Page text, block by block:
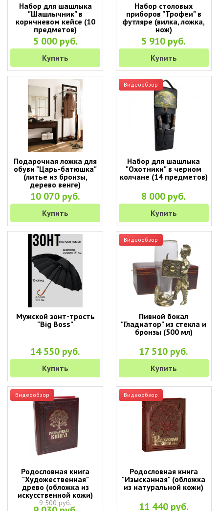
Набор для шашлыка
"Шашлычник" в
коричневом кейсе (10
предметов)
5 000 руб.
Купить
Набор столовых
приборов "Трофеи" в
футляре (вилка, ложка,
нож)
5 910 руб.
Купить
Подарочная ложка для
обуви "Царь-батюшка"
(литье из бронзы,
дерево венге)
10 070 руб.
Купить
Видеообзор
Набор для шашлыка
"Охотники" в черном
колчане (14 предметов)
8 000 руб.
Купить
Мужской зонт-трость
"Big Boss"
14 550 руб.
Купить
Видеообзор
Пивной бокал
"Гладиатор" из стекла и
бронзы (500 мл)
17 510 руб.
Купить
Видеообзор
Родословная книга
"Художественная"
древо (обложка из
искусственной кожи)
9 500 руб.
Видеообзор
Родословная книга
"Изысканная" (обложка
из натуральной кожи)
11 440 руб.